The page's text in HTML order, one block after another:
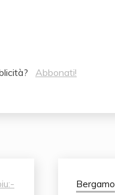
Abbonati!
Bergamo